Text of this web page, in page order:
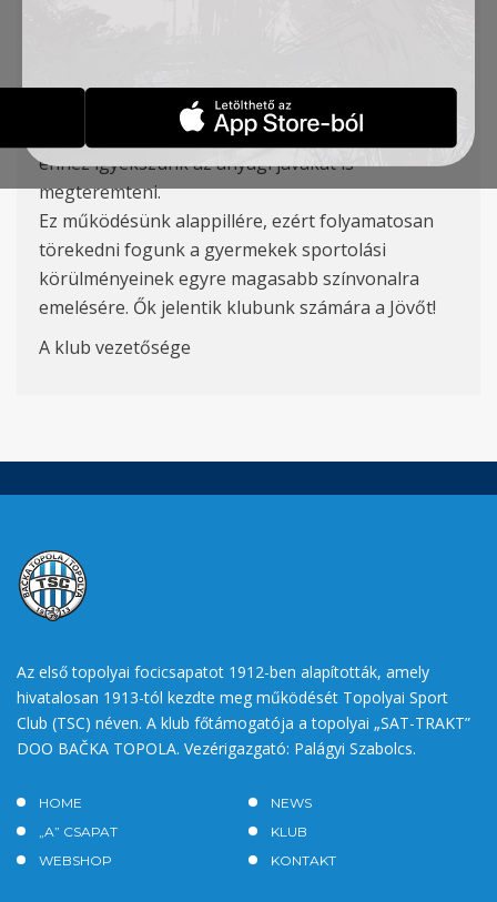
Fontosnak tartjuk, hogy megfelelő szakemberek
fejlesszék és képezzék a jövő generációt, és
ehhez igyekszünk az anyagi javakat is
megteremteni.
Ez működésünk alappillére, ezért folyamatosan
törekedni fogunk a gyermekek sportolási
körülményeinek egyre magasabb színvonalra
emelésére. Ők jelentik klubunk számára a Jövőt!
A klub vezetősége
Az első topolyai focicsapatot 1912-ben alapították, amely
hivatalosan 1913-tól kezdte meg működését Topolyai Sport
Club (TSC) néven. A klub főtámogatója a topolyai „SAT-TRAKT”
DOO BAČKA TOPOLA. Vezérigazgató: Palágyi Szabolcs.
HOME
NEWS
„A” CSAPAT
KLUB
WEBSHOP
KONTAKT